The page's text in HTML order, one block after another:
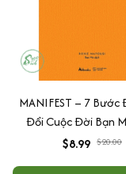
MANIFEST – 7 Bước
Đổi Cuộc Đời Bạn
$8.99 $20.00